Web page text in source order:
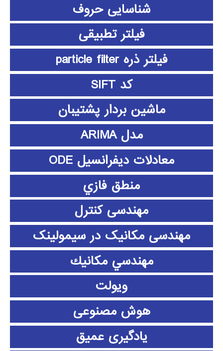
شناسایی حروف
فیلتر تطبیقی
فیلتر ذره particle filter
کد SIFT
ماشین بردار پشتیبان
مدل ARIMA
معادلات دیفرانسیل ODE
منطق فازي
مهندسی کنترل
مهندسی مکانیک در سیمولینک
مهندسي مكانيك
ویولت
هوش مصنوعی
یادگیری عمیق